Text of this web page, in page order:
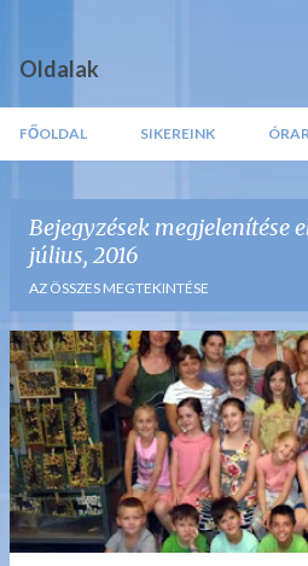
Oldalak
FŐOLDAL SIKEREINK
Bejegyzések megjelenítése
július, 2016
AZ ÖSSZES MEGTEKINTÉSE
B
e
e
g
y